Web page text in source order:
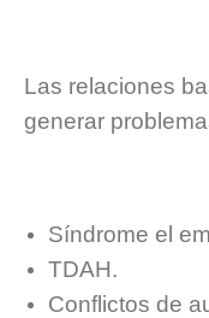
Las relaciones
generar
Síndrome el
TDAH.
Conflictos de